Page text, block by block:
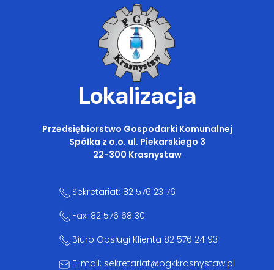
Lokalizacja
Przedsiębiorstwo Gospodarki Komunalnej
Spółka z o.o. ul. Piekarskiego 3
22-300 Krasnystaw
Sekretariat: 82 576 23 76
Fax: 82 576 68 30
Biuro Obsługi Klienta 82 576 24 93
E-mail: sekretariat@pgkkrasnystaw.pl